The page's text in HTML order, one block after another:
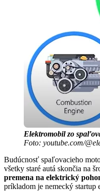
Elektromobil zo
Foto: youtube.com/
Budúcnosť spaľovacieho
všetky staré autá skončia na
premena na elektrický
príkladom je nemecký startup